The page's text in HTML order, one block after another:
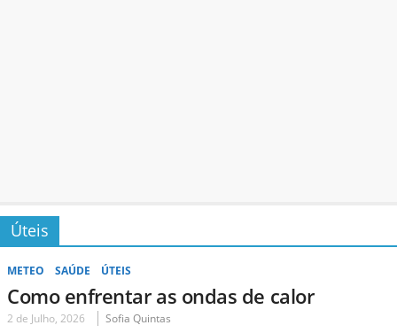
Úteis
METEO SAÚDE ÚTEIS
Como enfrentar as ondas de calor
2 de Julho, 2026 Sofia Quintas